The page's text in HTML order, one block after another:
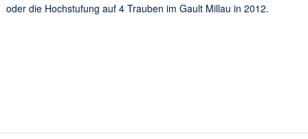
oder die Hochstufung auf 4 Trauben im Gault Millau in 2012.